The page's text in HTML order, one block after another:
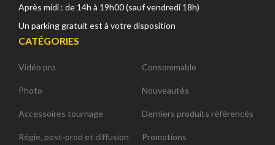
Après midi : de 14h à 19h00 (sauf vendredi 18h)
Un parking gratuit est à votre disposition
CATÉGORIES
Vidéo pro
Photo
Accessoires tournage
Régie, post-prod et diffusion
Consommable
Nouveautés
Derniers produits référencés
Promotions